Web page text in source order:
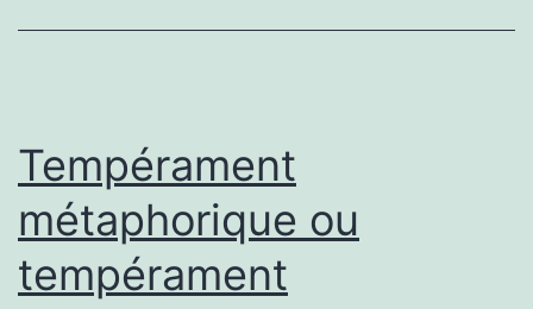
Tempérament
métaphorique ou
tempérament